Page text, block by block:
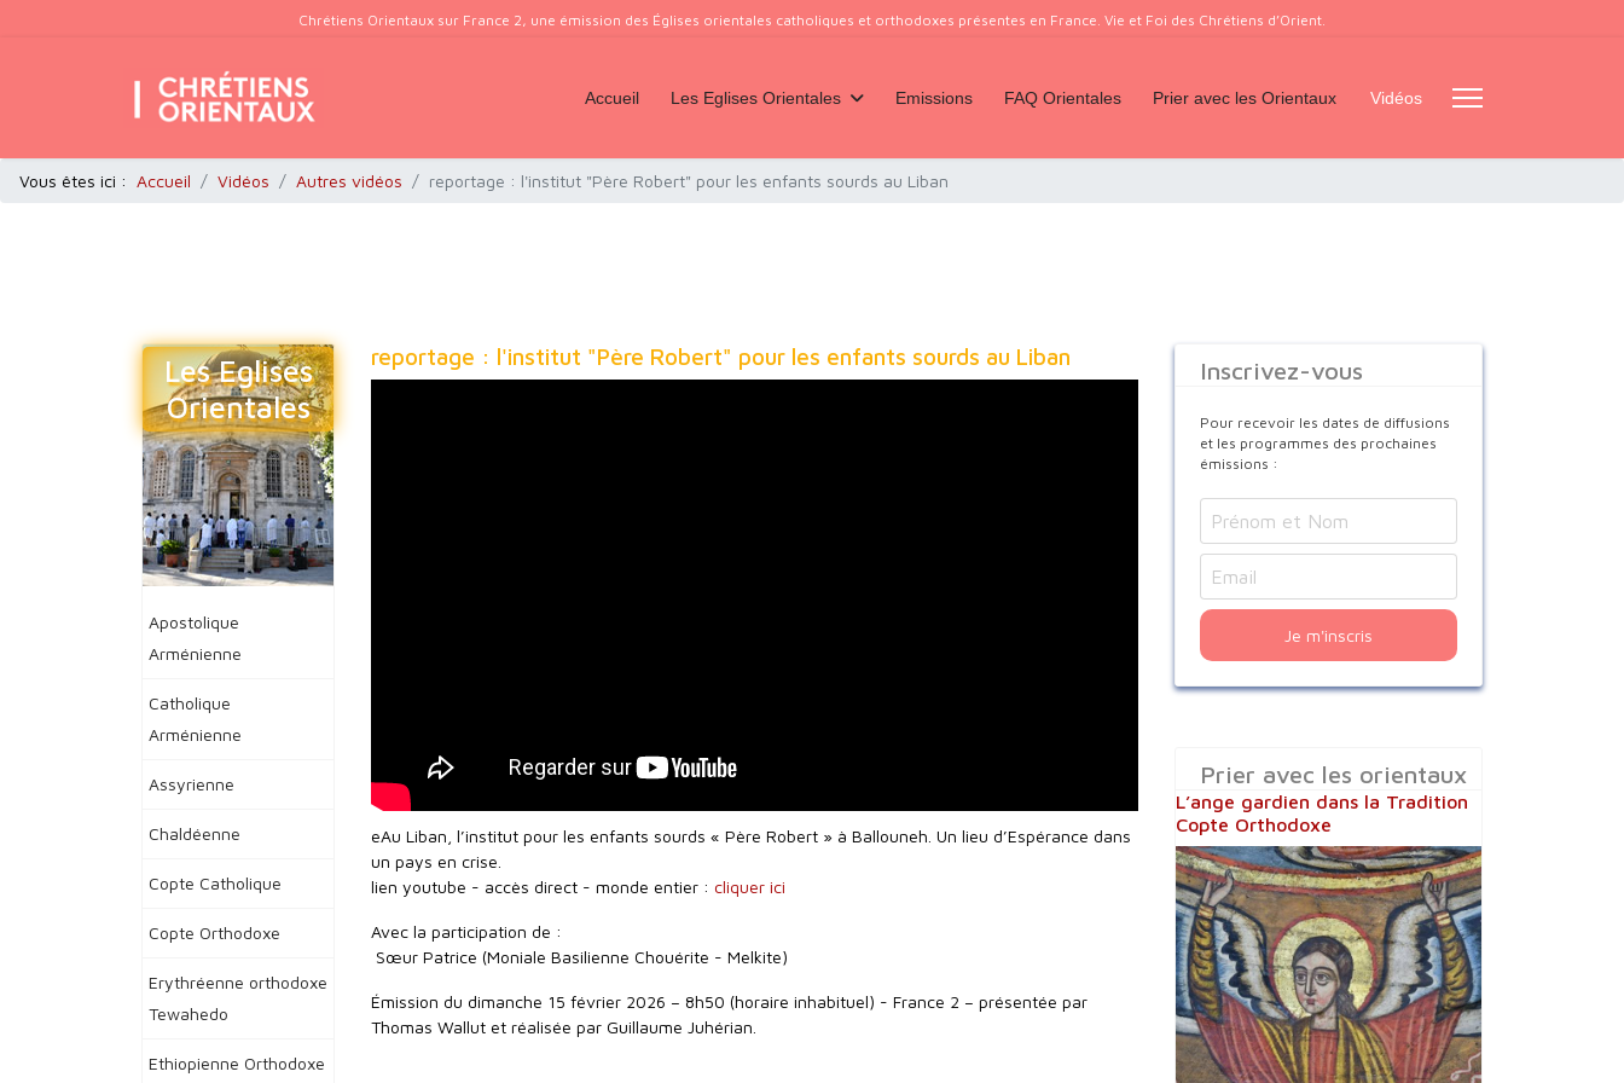
Chrétiens Orientaux sur France 2, une émission des Églises orientales catholiques et orthodoxes présentes en France. Vie et Foi des Chrétiens d’Orient.
Accueil Les Eglises Orientales Emissions FAQ Orientales Prier avec les Orientaux Vidéos
Vous êtes ici : Accueil Vidéos Autres vidéos reportage : l'institut "Père Robert" pour les enfants sourds au Liban
Les Eglises
Orientales
Apostolique
Arménienne
Catholique
Arménienne
Assyrienne
Chaldéenne
Copte Catholique
Copte Orthodoxe
Erythréenne orthodoxe
Tewahedo
Ethiopienne Orthodoxe
reportage : l'institut "Père Robert" pour les enfants sourds au Liban
eAu Liban, l’institut pour les enfants sourds « Père Robert » à Ballouneh. Un lieu d’Espérance dans
un pays en crise.
lien youtube - accès direct - monde entier : cliquer ici
Avec la participation de :
Sœur Patrice (Moniale Basilienne Chouérite - Melkite)
Émission du dimanche 15 février 2026 – 8h50 (horaire inhabituel) - France 2 – présentée par
Thomas Wallut et réalisée par Guillaume Juhérian.
Inscrivez-vous
Pour recevoir les dates de diffusions
et les programmes des prochaines
émissions :
Je m'inscris
Prier avec les orientaux
L’ange gardien dans la Tradition
Copte Orthodoxe